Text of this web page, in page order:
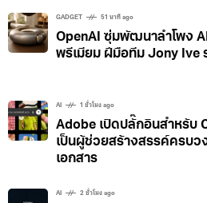
GADGET 51 นาที ago
OpenAI ซุ่มพัฒนาลำโพง
พรีเมียม ฝีมือทีม Jony Ive
AI 1 ชั่วโมง ago
Adobe เปิดปลั๊กอินสำหรับ
เป็นผู้ช่วยสร้างสรรค์ครบว
เอกสาร
AI 2 ชั่วโมง ago